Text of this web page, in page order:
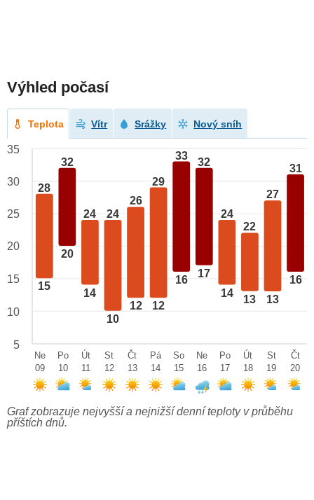
Výhled počasí
Teplota Vítr Srážky Nový sníh
28
15
32
20
24
14
24
10
26
12
29
12
33
16
32
17
24
14
22
13
27
13
31
16
35
30
25
20
15
10
5
Ne
09
Po
10
Út
11
St
12
Čt
13
Pá
14
So
15
Ne
16
Po
17
Út
18
St
19
Čt
20
Graf zobrazuje nejvyšší a nejnižší denní teploty v průběhu
příštích dnů.